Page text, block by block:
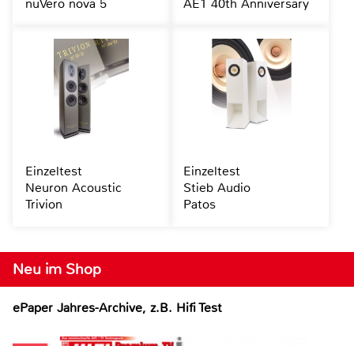
Neu im Shop
ePaper Jahres-Archive, z.B. Hifi Test
nuVero nova 5
AE1 40th Anniversary
Einzeltest
Neuron Acoustic
Trivion
Einzeltest
Stieb Audio
Patos